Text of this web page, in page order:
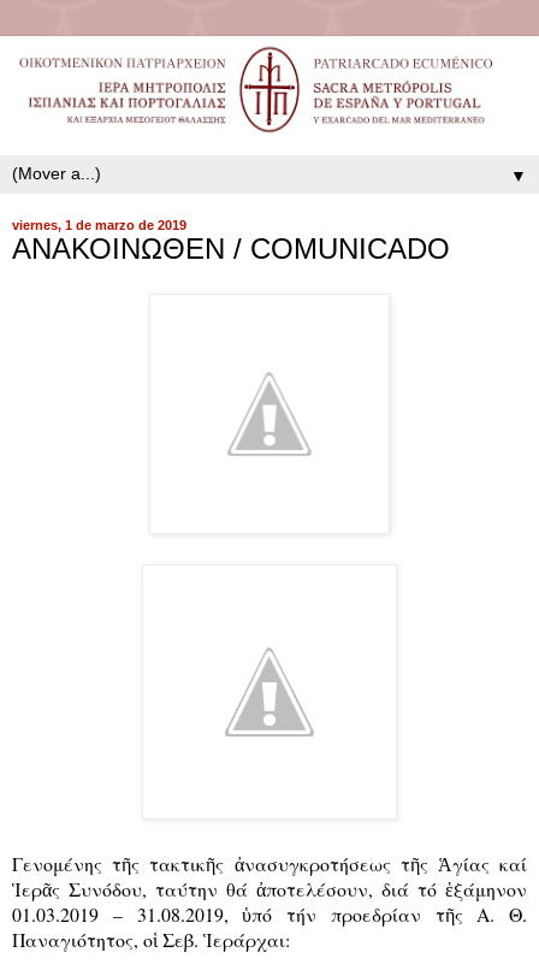
▼
viernes, 1 de marzo de 2019
ΑΝΑΚΟΙΝΩΘΕΝ / COMUNICADO
Γενομένης τῆς τακτικῆς ἀνασυγκροτήσεως τῆς Ἁγίας καί
Ἱερᾶς Συνόδου, ταύτην θά ἀποτελέσουν, διά τό ἑξάμηνον
01.03.2019 – 31.08.2019, ὑπό τήν προεδρίαν τῆς Α. Θ.
Παναγιότητος, οἱ Σεβ. Ἱεράρχαι: